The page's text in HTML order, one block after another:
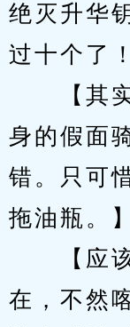
绝灭升华
过十个了
【其实
身的假面
错。只可
拖油瓶。】
【应该
在，不然